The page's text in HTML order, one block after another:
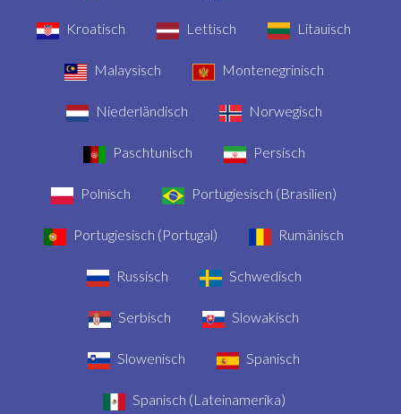
Kroatisch Lettisch Litauisch
Malaysisch Montenegrinisch
Niederländisch Norwegisch
Paschtunisch Persisch
Polnisch Portugiesisch (Brasilien)
Portugiesisch (Portugal) Rumänisch
Russisch Schwedisch
Serbisch Slowakisch
Slowenisch Spanisch
Spanisch (Lateinamerika)